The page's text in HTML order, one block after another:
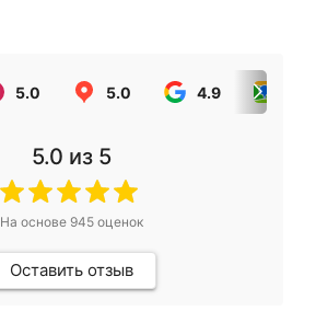
5.0 5.0 4.9
5.0 из 5
На основе 945оценок
Оставить отзыв